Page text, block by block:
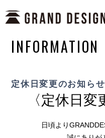
INFORMATION
定休日変更のお知らせ
〈定休日変
日頃より